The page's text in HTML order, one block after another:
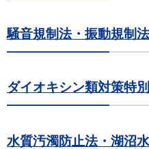
騒音規制法・振動規制法
ダイオキシン類対策特
水質汚濁防止法・湖沼